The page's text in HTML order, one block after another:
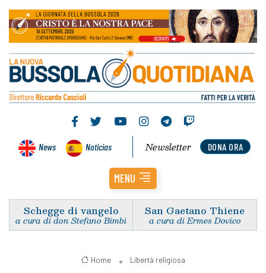
News Noticias DONA ORA
Newsletter
MENU
Schegge di vangelo
a cura di don Stefano Bimbi
San Gaetano Thiene
a cura di Ermes Dovico
Home Libertà religiosa